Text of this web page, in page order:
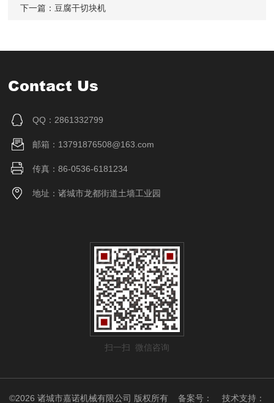
下一篇： 豆腐干切块机
Contact Us
QQ：2861332799
邮箱：13791876508@163.com
传真：86-0536-6181234
地址：诸城市龙都街道土墙工业园
扫一扫 微信咨询
©2026 诸城市嘉诺机械有限公司 版权所有 备案号： 技术支持：